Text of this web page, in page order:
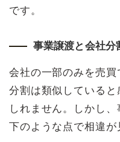
です。
事業譲渡と会社分
会社の一部のみを売
分割は類似している
しれません。しかし
下のような点で相違が